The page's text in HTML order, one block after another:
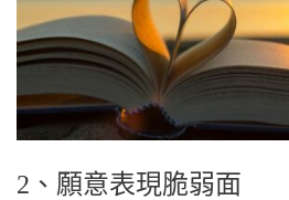
2、願意表現脆弱面